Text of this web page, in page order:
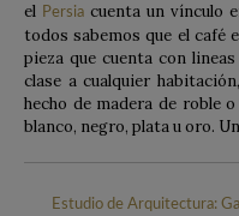
el Persia cuenta un vínculo
todos sabemos que el café
pieza que cuenta con
clase a cualquier
hecho de madera de roble
blanco, negro, plata u oro.
Estudio de Arquitectura: